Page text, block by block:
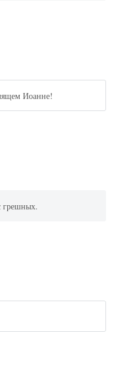
Иоанне!
грешных.